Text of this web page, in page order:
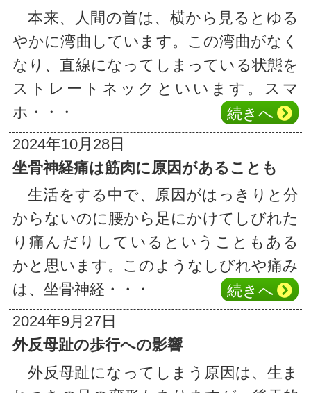
本来、人間の首は、横から見るとゆる
やかに湾曲しています。この湾曲がなく
なり、直線になってしまっている状態を
ストレートネックといいます。スマ
ホ・・・
続き へ
2024年10月28日
坐骨神経痛は筋肉に原因があることも
生活をする中で、原因がはっきりと分
からないのに腰から足にかけてしびれた
り痛んだりしているということもある
かと思います。このようなしびれや痛み
は、坐骨神経・・・
続き へ
2024年9月27日
外反母趾の歩行への影響
外反母趾になってしまう原因は、生ま